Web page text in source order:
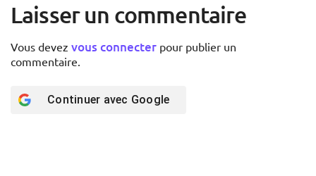
Laisser un commentaire
Vous devez vous connecter pour publier un
commentaire.
Continuer avec Google